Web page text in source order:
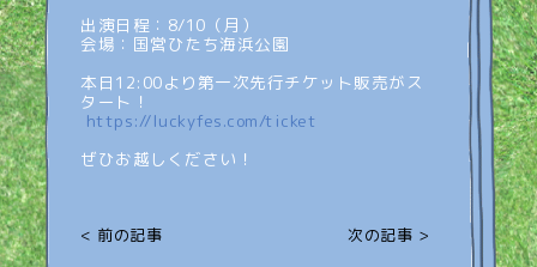
出演日程：8/10（月）
会場：国営ひたち海浜公園
本日12:00より第一次先行チケット販売がス
タート！
https://luckyfes.com/ticket
ぜひお越しください！
< 前の記事 次の記事 >